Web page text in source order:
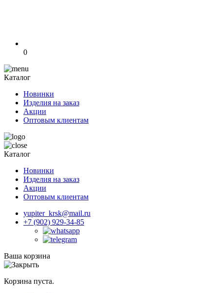
0
Каталог
Новинки
Изделия на заказ
Акции
Оптовым клиентам
Каталог
Новинки
Изделия на заказ
Акции
Оптовым клиентам
yupiter_krsk@mail.ru
+7 (902) 929-34-85
Ваша корзина
Корзина пуста.